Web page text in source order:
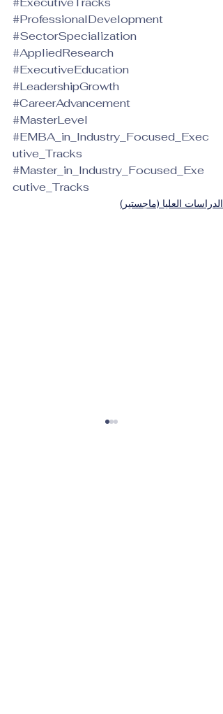
#ProfessionalDevelopment
#SectorSpecialization
#AppliedResearch
#ExecutiveEducation
#LeadershipGrowth
#CareerAdvancement
#MasterLevel
#EMBA_in_Industry_Focused_Exec
utive_Tracks
#Master_in_Industry_Focused_Exe
cutive_Tracks
الدراسات العليا (ماجستير)